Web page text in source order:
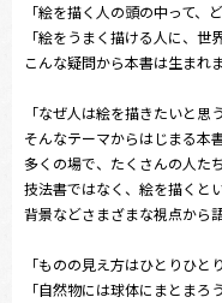
「絵を描く人の頭の中って、
「絵をうまく描ける人に、世
こんな疑問から本書は生まれ
「なぜ人は絵を描きたいと思
そんなテーマからはじまる本
多くの場で、たくさんの人た
技法書ではなく、絵を描くと
背景などさまざまな視点から
「ものの見え方はひとりひと
「自然物には球体にまとまろ